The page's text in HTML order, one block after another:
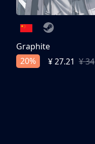
Graphite
20%
¥ 27.21 ¥ 34